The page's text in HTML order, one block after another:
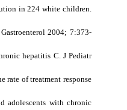
in 224 white children.
2004; 7:373-
hepatitis C. J Pediatr
rate of treatment response
adolescents with chronic